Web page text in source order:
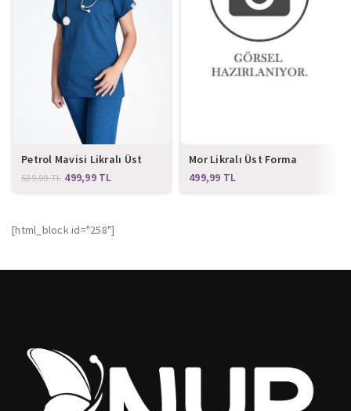
Petrol Mavisi Likralı Üst
Forma
539,99TL 499,99 TL
Mor Likralı Üst Forma
TL
[html_block id="258"]